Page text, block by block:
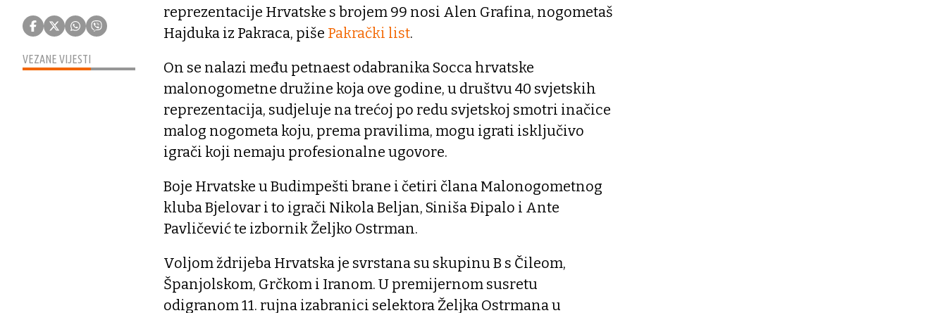
VEZANE VIJESTI
reprezentacije Hrvatske s brojem 99 nosi Alen Grafina, nogometaš
Hajduka iz Pakraca, piše Pakrački list.
On se nalazi među petnaest odabranika Socca hrvatske
malonogometne družine koja ove godine, u društvu 40 svjetskih
reprezentacija, sudjeluje na trećoj po redu svjetskoj smotri inačice
malog nogometa koju, prema pravilima, mogu igrati isključivo
igrači koji nemaju profesionalne ugovore.
Boje Hrvatske u Budimpešti brane i četiri člana Malonogometnog
kluba Bjelovar i to igrači Nikola Beljan, Siniša Đipalo i Ante
Pavličević te izbornik Željko Ostrman.
Voljom ždrijeba Hrvatska je svrstana su skupinu B s Čileom,
Španjolskom, Grčkom i Iranom. U premijernom susretu
odigranom 11. rujna izabranici selektora Željka Ostrmana u